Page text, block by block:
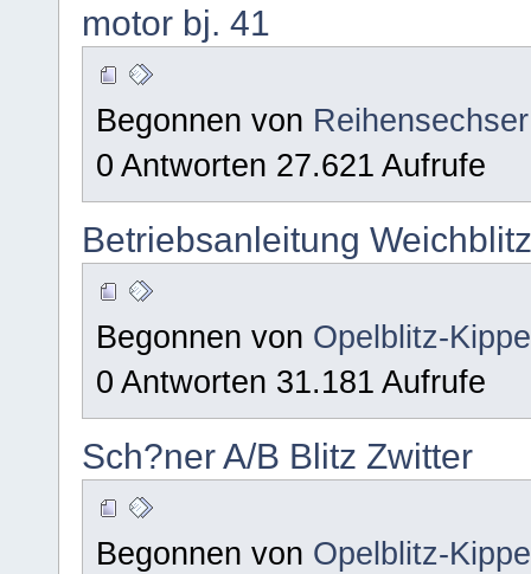
motor bj. 41
Begonnen von Reihensechser
0 Antworten 27.621 Aufrufe
Betriebsanleitung Weichblitz
Begonnen von Opelblitz-
0 Antworten 31.181 Aufrufe
Sch?ner A/B Blitz Zwitter
Begonnen von Opelblitz-